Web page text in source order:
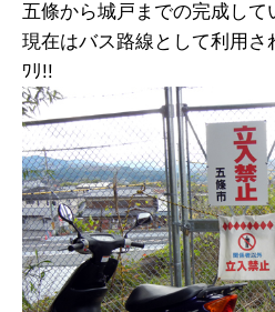
五條から城戸までの完成して
現在はバス路線として利用
ﾜﾘ!!